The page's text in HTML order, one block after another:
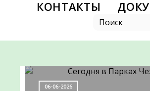
КОНТАКТЫ
НОВОСТИ
06-06-2026